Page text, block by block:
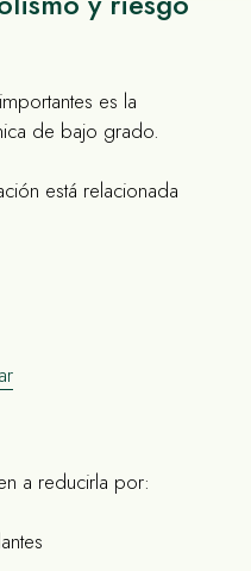
es la
de bajo grado.
está relacionada
a reducirla por: